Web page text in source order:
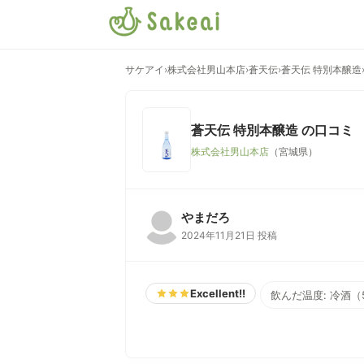
サケアイ ›株式会社男山本店›蒼天伝›蒼天伝 特別本醸造›
蒼天伝 特別本醸造 の口コミ
株式会社男山本店 （宮城県）
やまだろ
2024年11月21日 投稿
Excellent!! 飲んだ温度: 冷酒